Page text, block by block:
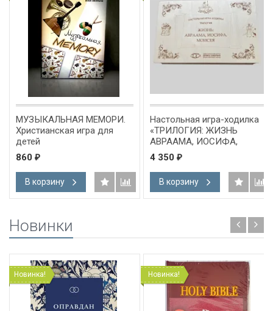
МУЗЫКАЛЬНАЯ МЕМОРИ.
Христианская игра для
детей
860 ₽
В корзину
Настольная игра-ходилка
«ТРИЛОГИЯ: ЖИЗНЬ
АВРААМА, ИОСИФА,
МОИСЕЯ» /три игры в
одной коробке/
4 350 ₽
В корзину
Новинки
Новинка! Новинка!